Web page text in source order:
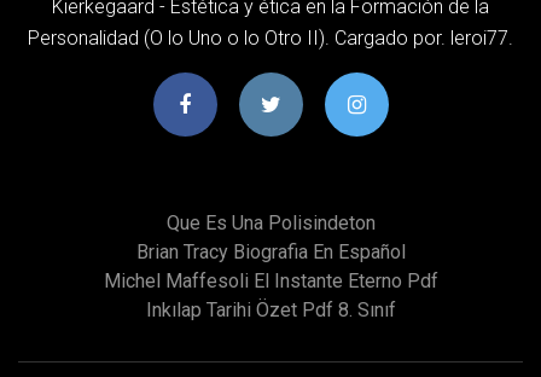
Kierkegaard - Estética y ética en la Formación de la
Personalidad (O lo Uno o lo Otro II). Cargado por. leroi77.
Que Es Una Polisindeton
Brian Tracy Biografia En Español
Michel Maffesoli El Instante Eterno Pdf
Inkılap Tarihi Özet Pdf 8. Sınıf